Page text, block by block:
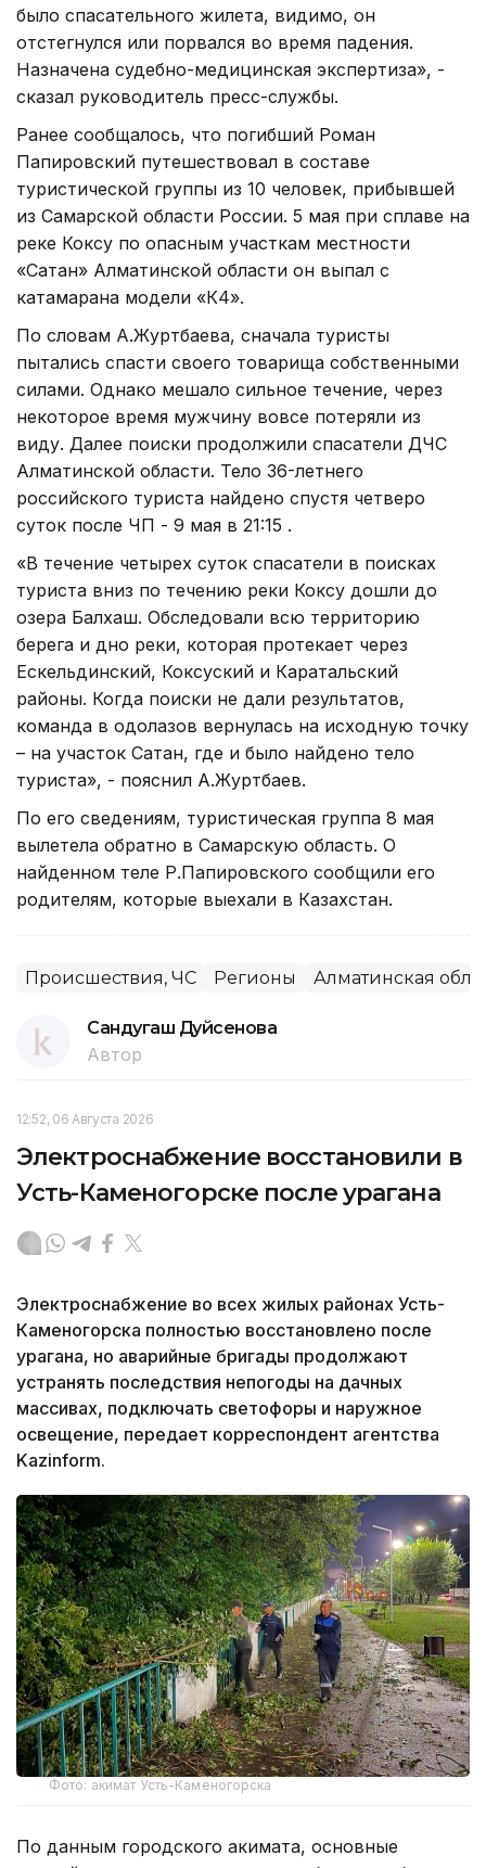
было спасательного жилета, видимо, он
отстегнулся или порвался во время падения.
Назначена судебно-медицинская экспертиза», -
сказал руководитель пресс-службы.
Ранее сообщалось, что погибший Роман
Папировский путешествовал в составе
туристической группы из 10 человек, прибывшей
из Самарской области России. 5 мая при сплаве на
реке Коксу по опасным участкам местности
«Сатан» Алматинской области он выпал с
катамарана модели «К4».
По словам А.Журтбаева, сначала туристы
пытались спасти своего товарища собственными
силами. Однако мешало сильное течение, через
некоторое время мужчину вовсе потеряли из
виду. Далее поиски продолжили спасатели ДЧС
Алматинской области. Тело 36-летнего
российского туриста найдено спустя четверо
суток после ЧП - 9 мая в 21:15 .
«В течение четырех суток спасатели в поисках
туриста вниз по течению реки Коксу дошли до
озера Балхаш. Обследовали всю территорию
берега и дно реки, которая протекает через
Ескельдинский, Коксуский и Каратальский
районы. Когда поиски не дали результатов,
команда в одолазов вернулась на исходную точку
– на участок Сатан, где и было найдено тело
туриста», - пояснил А.Журтбаев.
По его сведениям, туристическая группа 8 мая
вылетела обратно в Самарскую область. О
найденном теле Р.Папировского сообщили его
родителям, которые выехали в Казахстан.
Происшествия, ЧС Регионы Алматинская
Сандугаш Дуйсенова
Автор
12:52, 06 Августа 2026
Электроснабжение восстановили в
Усть-Каменогорске после урагана
Электроснабжение во всех жилых районах Усть-
Каменогорска полностью восстановлено после
урагана, но аварийные бригады продолжают
устранять последствия непогоды на дачных
массивах, подключать светофоры и наружное
освещение, передает корреспондент агентства
Kazinform.
Фото: акимат Усть-Каменогорска
По данным городского акимата, основные